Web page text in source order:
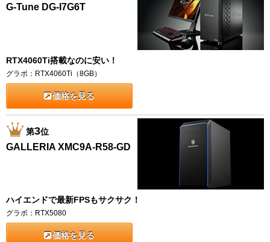
G-Tune DG-I7G6T
RTX4060Ti搭載なのに安い！
グラボ：RTX4060Ti（8GB）
価格を見る
第3位
GALLERIA XMC9A-R58-GD
ハイエンドで最新FPSもサクサク！
グラボ：RTX5080
価格を見る